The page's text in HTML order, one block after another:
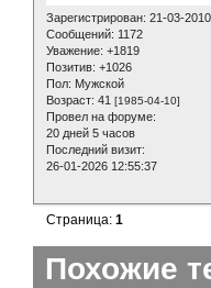
Зарегистрирован: 21-03-2010
Сообщений: 1172
Уважение: +1819
Позитив: +1026
Пол: Мужской
Возраст: 41 [1985-04-10]
Провел на форуме:
20 дней 5 часов
Последний визит:
26-01-2026 12:55:37
Страница:1
Похожие